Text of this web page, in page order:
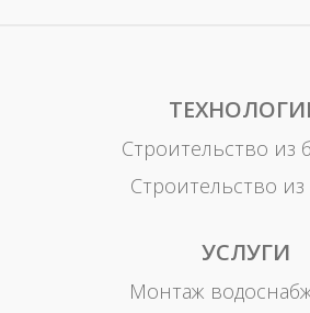
Строительство из
Строительство из
УСЛУГИ
Монтаж